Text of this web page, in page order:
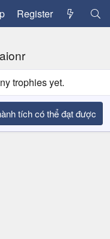
Register
trophies yet.
tích có thể đạt được